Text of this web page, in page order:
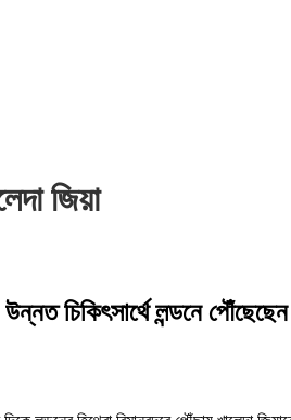
জিয়া
চিকিৎসার্থে লন্ডনে